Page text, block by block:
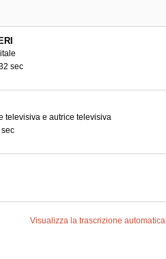
sec
televisiva e autrice televisiva
Visualizza la trascrizione automatica